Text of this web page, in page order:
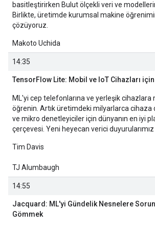
basitleştirirken Bulut ölçekli veri ve
Birlikte, üretimde kurumsal makine
çözüyoruz.
Makoto Uchida
14:35
TensorFlow Lite: Mobil ve IoT Cihazları
ML'yi cep telefonlarına ve yerleşik cihazlara
öğrenin. Artık üretimdeki milyarlarca cihaza
ve mikro denetleyiciler için dünyanın en iyi
çerçevesi. Yeni heyecan verici
Tim Davis
TJ Alumbaugh
14:55
Jacquard: ML'yi Gündelik Nesnelere
Gömmek